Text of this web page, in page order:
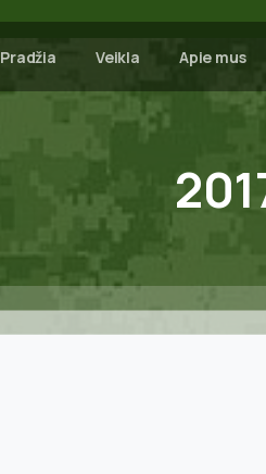
Pradžia Veikla Apie mus